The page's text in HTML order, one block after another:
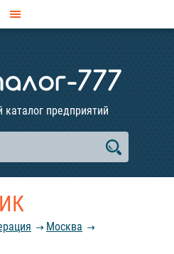
предприятий
Москва